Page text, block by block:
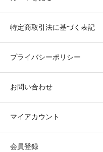
特定商取引法に基づく表記
プライバシーポリシー
お問い合わせ
マイアカウント
会員登録